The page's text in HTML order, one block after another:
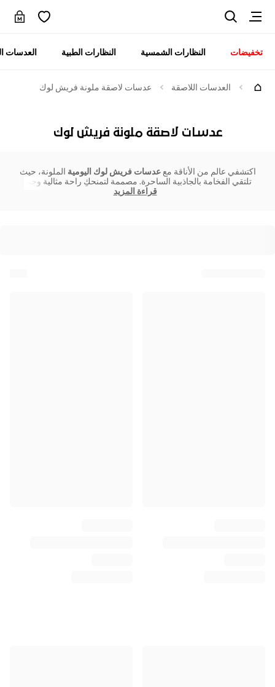
تخفيضات النظارات الشمسية النظارات الطبية العدسات
العدسات اللاصقة عدسات لاصقة ملونة فريش لوك
عدسات لاصقة ملونة فريش لوك
اكتشفي عالم من الأناقة مععدسات فريش لوك اليومية الملونة، حيث
تلتقي الفخامة بالجاذبية الساحرة. مصممة لتمنحكِ راحة مثالية وجما
قراءة المزيد